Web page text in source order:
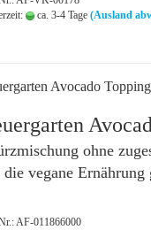
ca. 3-4 Tage (Ausland
Avocado Topping
ohne
vegane Ernährung
AF-011866000